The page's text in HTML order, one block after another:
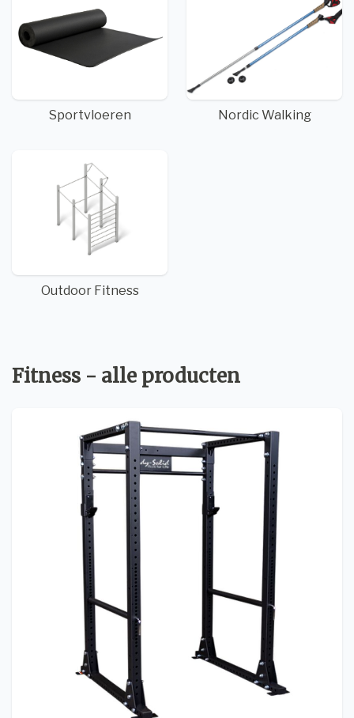
Sportvloeren Nordic Walking
Outdoor Fitness
Fitness - alle producten